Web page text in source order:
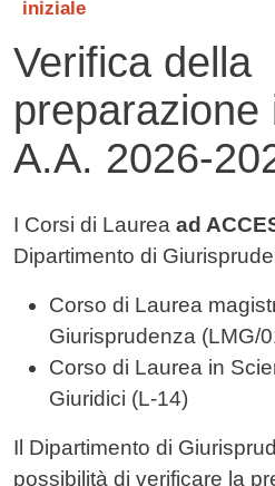
iniziale
Verifica della
preparazione
A.A. 2026-
Contenuto
I Corsi di Laurea ad
Dipartimento di
Corso di Laurea
Giurisprudenza (LMG/
Corso di Laurea in
Giuridici (L-14)
Il Dipartimento di
possibilità di verificare la